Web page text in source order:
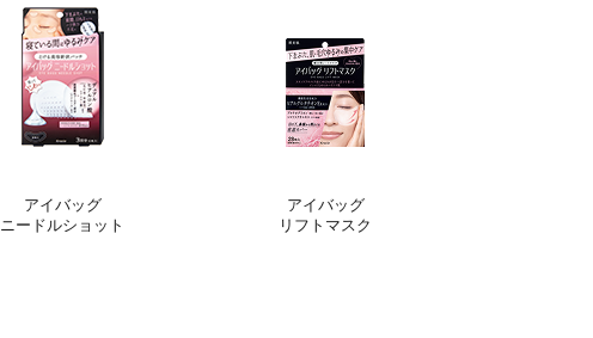
アイバッグ
ニードルショット
アイバッグ
リフトマスク